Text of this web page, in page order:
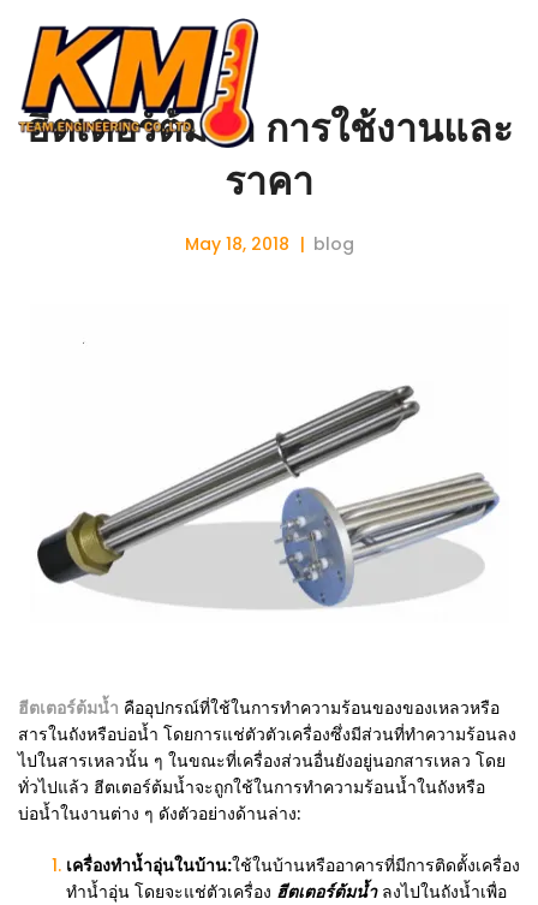
ฮีตเตอร์ต้มน้ำ การใช้งานและ
ราคา
May 18, 2018 blog
ฮีตเตอร์ต้มน้ำ คืออุปกรณ์ที่ใช้ในการทำความร้อนของของเหลวหรือ
สารในถังหรือบ่อน้ำ โดยการแช่ตัวตัวเครื่องซึ่งมีส่วนที่ทำความร้อนลง
ไปในสารเหลวนั้น ๆ ในขณะที่เครื่องส่วนอื่นยังอยู่นอกสารเหลว โดย
ทั่วไปแล้ว ฮีตเตอร์ต้มน้ำจะถูกใช้ในการทำความร้อนน้ำในถังหรือ
บ่อน้ำในงานต่าง ๆ ดังตัวอย่างด้านล่าง:
เครื่องทำน้ำอุ่นในบ้าน:ใช้ในบ้านหรืออาคารที่มีการติดตั้งเครื่อง
ทำน้ำอุ่น โดยจะแช่ตัวเครื่อง ฮีตเตอร์ต้มน้ำลงไปในถังน้ำเพื่อ